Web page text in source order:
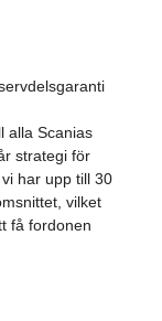
alla Scanias
strategi för
har upp till 30
vilket
få fordonen